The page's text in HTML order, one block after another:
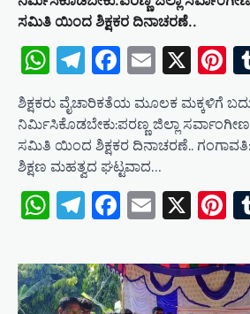
ಸಮಿತಿ ಯಿಂದ ಶಿಕ್ಷಕರ ದಿನಾಚರಣೆ..
WhatsApp
Telegram
Facebook
Email
X
ಶಿಕ್ಷಕರು ವೈಚಾರಿಕತೆಯ ಮೂಲಕ ಮಕ್ಕಳಿಗೆ
ನಿರ್ಮಿಸಿಕೊಡಬೇಕು:ಪರಣ್ಣ ಜಿಲ್ಲಾ
ಸಮಿತಿ ಯಿಂದ ಶಿಕ್ಷಕರ ದಿನಾಚರಣೆ..
ಶಿಕ್ಷಣ ಮಹತ್ವದ ಘಟ್ಟವಾದ…
WhatsApp
Telegram
Facebook
Email
X